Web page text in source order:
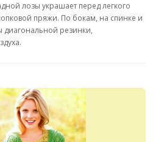
лозы украшает перед легкого
пряжи. По бокам, на спинке и
диагональной резинки,